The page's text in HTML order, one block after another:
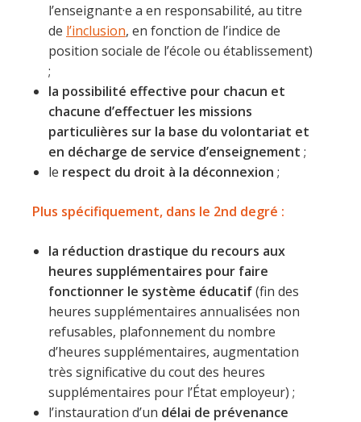
l’enseignant·e a en responsabilité, au titre
de l’inclusion, en fonction de l’indice de
position sociale de l’école ou établissement)
;
la possibilité effective pour chacun et
chacune d’effectuer les missions
particulières sur la base du volontariat et
en décharge de service d’enseignement ;
le respect du droit à la déconnexion ;
Plus spécifiquement, dans le 2nd degré :
la réduction drastique du recours aux
heures supplémentaires pour faire
fonctionner le système éducatif(fin des
heures supplémentaires annualisées non
refusables, plafonnement du nombre
d’heures supplémentaires, augmentation
très significative du cout des heures
supplémentaires pour l’État employeur) ;
l’instauration d’un délai de prévenance